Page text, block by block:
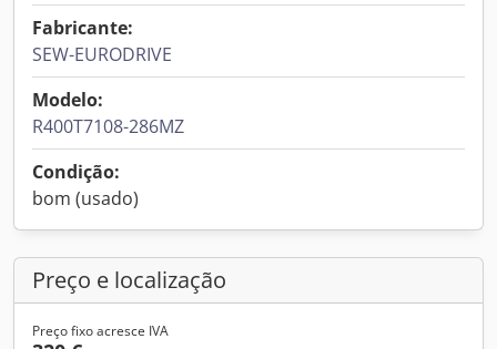
Fabricante:
SEW-EURODRIVE
Modelo:
R400T7108-286MZ
Condição:
bom (usado)
Preço e localização
Preço fixo acresce IVA